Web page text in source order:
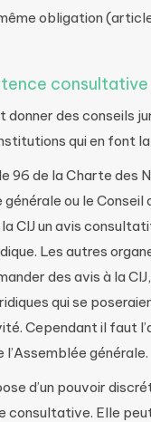
obligation
consultative
donner des conseils
qui en font
96 de la Charte des
générale ou le
CIJ un avis
Les autres
des avis à la
qui se
Cependant il faut
l’Assemblée générale.
d’un pouvoir
consultative. Elle